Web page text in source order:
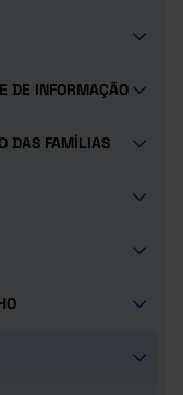
DE INFORMAÇÃO
DAS FAMÍLIAS